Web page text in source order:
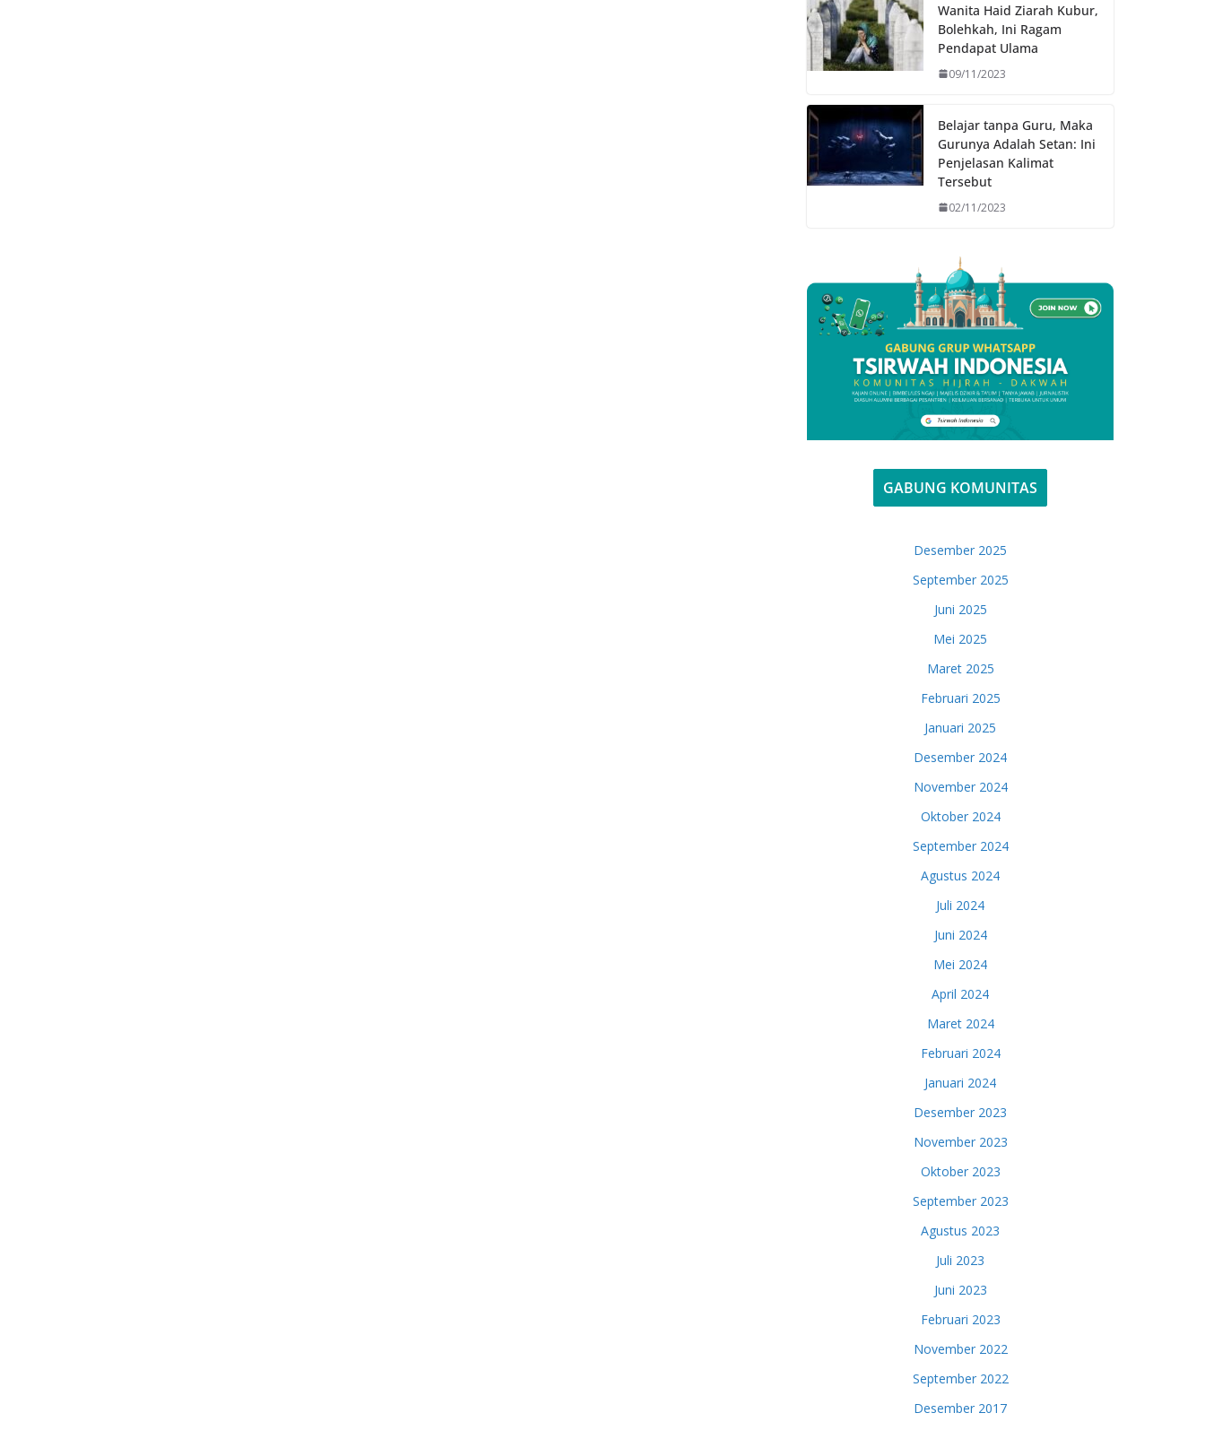
Wanita Haid Ziarah Kubur,
Bolehkah, Ini Ragam
Pendapat Ulama
09/11/2023
Belajar tanpa Guru, Maka
Gurunya Adalah Setan: Ini
Penjelasan Kalimat
Tersebut
02/11/2023
GABUNG KOMUNITAS
Desember 2025
September 2025
Juni 2025
Mei 2025
Maret 2025
Februari 2025
Januari 2025
Desember 2024
November 2024
Oktober 2024
September 2024
Agustus 2024
Juli 2024
Juni 2024
Mei 2024
April 2024
Maret 2024
Februari 2024
Januari 2024
Desember 2023
November 2023
Oktober 2023
September 2023
Agustus 2023
Juli 2023
Juni 2023
Februari 2023
November 2022
September 2022
Desember 2017